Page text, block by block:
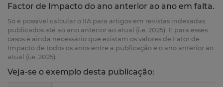
Factor de Impacto do ano anterior ao ano em falta.
Só é possível calcular o IIA para artigos em revistas indexadas
publicados até ao ano anterior ao atual (i.e. 2025). E para esses
casos é ainda necessário que existam os valores de Fator de
Impacto de todos os anos entre a publicação e o ano anterior ao
atual (i.e. 2025).
Veja-se o exemplo desta publicação: